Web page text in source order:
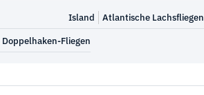
Atlantische Lachsfliegen
Island
Doppelhaken-Fliegen